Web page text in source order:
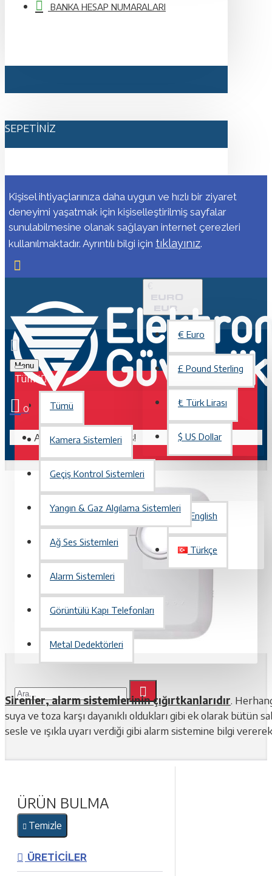
BANKA HESAP NUMARALARI
SEPETINIZ
Kişisel ihtiyaçlarınıza daha uygun ve hızlı bir ziyaret
deneyimi yaşatmak için kişiselleştirilmiş sayfalar
sunulabilmesine olanak sağlayan internet çerezleri
kullanılmaktadır. Ayrıntılı bilgi için tıklayınız.
€
EURO
EUR
€ Euro
£ Pound Sterling
₺ Türk Lirası
$ US Dollar
TÜRKÇE
English
Türkçe
Menu
Tümü
Tümü
Kamera Sistemleri
Geçiş Kontrol Sistemleri
Yangın & Gaz Algılama Sistemleri
Ağ Ses Sistemleri
Alarm Sistemleri
Görüntülü Kapı Telefonları
Metal Dedektörleri
0
Alışveriş sepetiniz boş!
Sirenler, alarm sistemlerinin çığırtkanlarıdır.
suya ve toza karşı dayanıklı oldukları gibi ek olarak bütün
sesle ve ışıkla uyarı verdiği gibi alarm sistemine bilgi
ÜRÜN BULMA
Temizle
ÜRETICILER